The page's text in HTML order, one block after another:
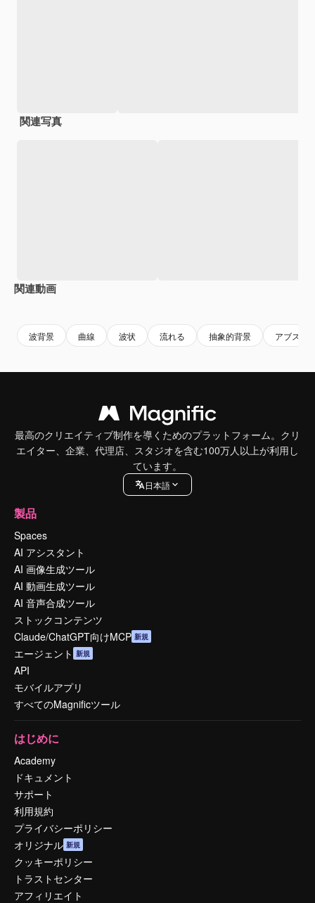
関連写真
関連動画
波背景 曲線 波状 流れる 抽象的背景 アブスト
最高のクリエイティブ制作を導くためのプラットフォーム。クリ
エイター、企業、代理店、スタジオを含む100万人以上が利用し
ています。
日本語
製品
Spaces
AI アシスタント
AI 画像生成ツール
AI 動画生成ツール
AI 音声合成ツール
ストックコンテンツ
Claude/ChatGPT向けMCP 新規
エージェント 新規
API
モバイルアプリ
すべてのMagnificツール
はじめに
Academy
ドキュメント
サポート
利用規約
プライバシーポリシー
オリジナル 新規
クッキーポリシー
トラストセンター
アフィリエイト